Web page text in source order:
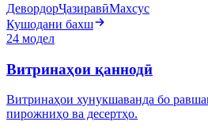
ДевордорҶазиравӣМахсус
Кушодани бахш
24 модел
Витринаҳои қаннодӣ
Витринаҳои хунукшаванда бо
пирожниҳо ва десертҳо.